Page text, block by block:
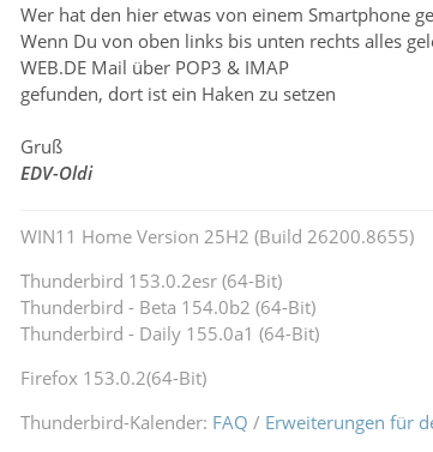
Wer hat den hier etwas von einem Smartphone
Wenn Du von oben links bis unten rechts alles
WEB.DE Mail über POP3 & IMAP
gefunden, dort ist ein Haken zu setzen
Gruß
EDV-Oldi
WIN11 Home Version 25H2 (Build 26200.8655)
Thunderbird 153.0.2esr (64-Bit)
Thunderbird - Beta 154.0b2 (64-Bit)
Thunderbird - Daily 155.0a1 (64-Bit)
Firefox 153.0.2(64-Bit)
Thunderbird-Kalender: FAQ / Erweiterungen für